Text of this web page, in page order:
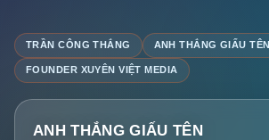
TRẦN CÔNG THẮNG ANH THẮNG GIẤU TÊN
FOUNDER XUYÊN VIỆT MEDIA
ANH THẮNG GIẤU TÊN